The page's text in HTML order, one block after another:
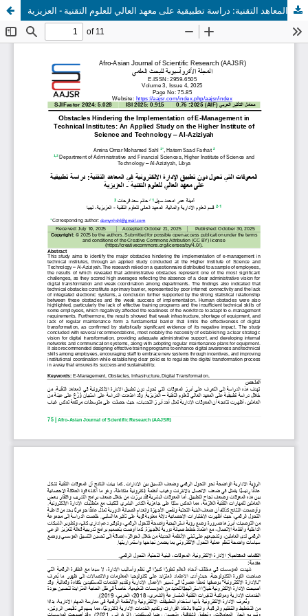
المعوقات التي تحول دون تطبيق الإدارة الالكترونية في المعاهد التقنية: دراسة تطبيقية على معهد العالي للعلوم التقنية - العزيزية